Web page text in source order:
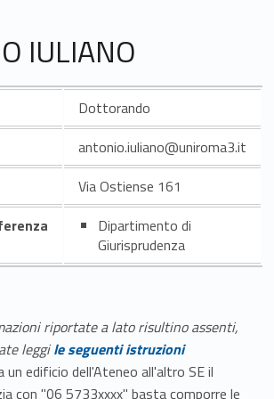
IULIANO
Dottorando
antonio.iuliano@uniroma3.it
Via Ostiense 161
Dipartimento di
Giurisprudenza
riportate a lato risultino assenti,
leggile seguenti istruzioni
un edificio dell'Ateneo all'altro SE il
con "06 5733xxxx" basta comporre le